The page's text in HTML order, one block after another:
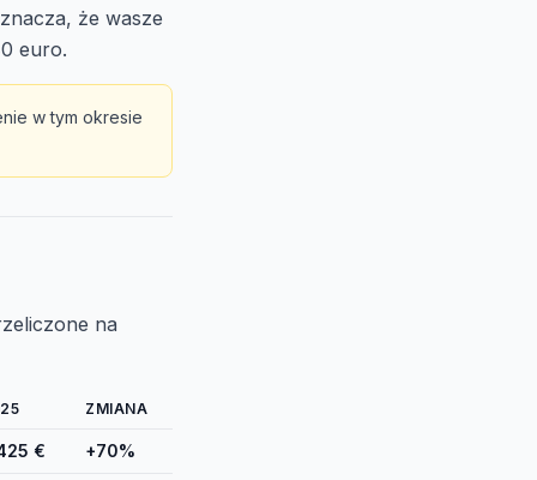
że wasze
euro.
w tym okresie
na
ZMIANA
€ +70%